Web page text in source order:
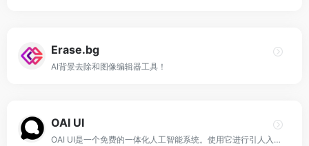
Erase.bg
AI背景去除和图像编辑器工具！
OAI UI
OAI UI是一个免费的一体化人工智能系统。使用它进行引人入胜的对话，获得见解，自动化任务，见证人工智能的未来，所有这些都在一个地方。